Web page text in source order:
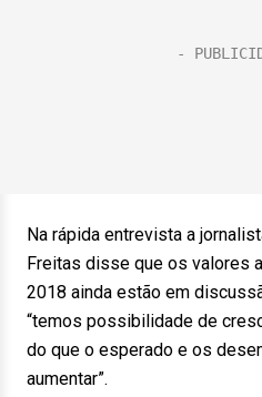
Na rápida entrevista a
Freitas disse que os valores
2018 ainda estão em
“temos possibilidade de
do que o esperado e os
aumentar”.